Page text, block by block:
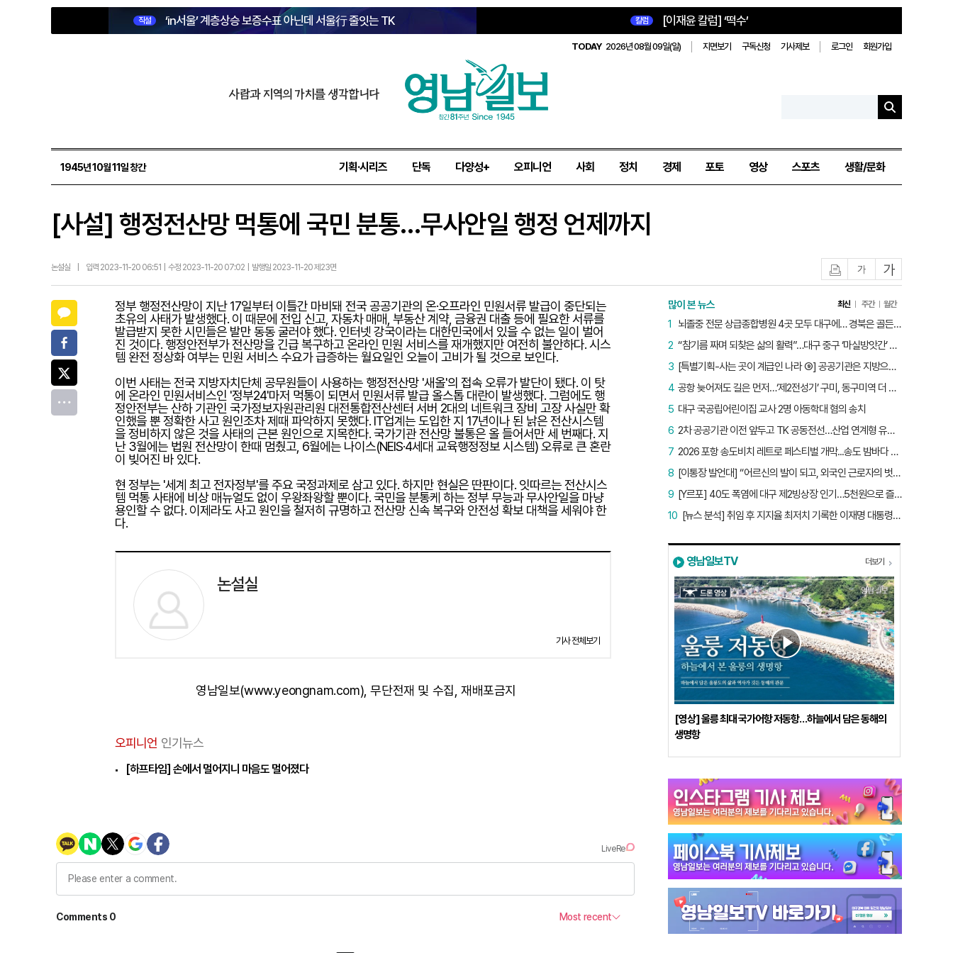
직설 ‘in서울’ 계층상승 보증수표 아닌데 서울行 줄잇는 TK 칼럼 [이재윤 칼럼] ‘떡수’
TODAY 2026년 08월 09일(일) 지면보기 구독신청 기사제보 로그인 회원가입
사람과 지역의 가치를 생각합니다
1945년 10월 11일 창간 기획·시리즈 단독 다양성+ 오피니언 사회 정치 경제 포토 영상 스포츠 생활/문화
[사설] 행정전산망 먹통에 국민 분통…무사안일 행정 언제까지
논설실 입력 2023-11-20 06:51 | 수정 2023-11-20 07:02 | 발행일 2023-11-20 제23면 글자작게글자크게
정부 행정전산망이 지난 17일부터 이틀간 마비돼 전국 공공기관의 온·오프라인 민원서류 발급이 중단되는
초유의 사태가 발생했다. 이 때문에 전입 신고, 자동차 매매, 부동산 계약, 금융권 대출 등에 필요한 서류를
발급받지 못한 시민들은 발만 동동 굴러야 했다. 인터넷 강국이라는 대한민국에서 있을 수 없는 일이 벌어
진 것이다. 행정안전부가 전산망을 긴급 복구하고 온라인 민원 서비스를 재개했지만 여전히 불안하다. 시스
템 완전 정상화 여부는 민원 서비스 수요가 급증하는 월요일인 오늘이 고비가 될 것으로 보인다.
이번 사태는 전국 지방자치단체 공무원들이 사용하는 행정전산망 '새올'의 접속 오류가 발단이 됐다. 이 탓
에 온라인 민원서비스인 '정부24'마저 먹통이 되면서 민원서류 발급 올스톱 대란이 발생했다. 그럼에도 행
정안전부는 산하 기관인 국가정보자원관리원 대전통합전산센터 서버 2대의 네트워크 장비 고장 사실만 확
인했을 뿐 정확한 사고 원인조차 제때 파악하지 못했다. IT업계는 도입한 지 17년이나 된 낡은 전산시스템
을 정비하지 않은 것을 사태의 근본 원인으로 지목한다. 국가기관 전산망 불통은 올 들어서만 세 번째다. 지
난 3월에는 법원 전산망이 한때 멈췄고, 6월에는 나이스(NEIS·4세대 교육행정정보 시스템) 오류로 큰 혼란
이 빚어진 바 있다.
현 정부는 '세계 최고 전자정부'를 주요 국정과제로 삼고 있다. 하지만 현실은 딴판이다. 잇따르는 전산시스
템 먹통 사태에 비상 매뉴얼도 없이 우왕좌왕할 뿐이다. 국민을 분통케 하는 정부 무능과 무사안일을 마냥
용인할 수 없다. 이제라도 사고 원인을 철저히 규명하고 전산망 신속 복구와 안전성 확보 대책을 세워야 한
다.
논설실
기사 전체보기
영남일보(www.yeongnam.com), 무단전재 및 수집, 재배포금지
오피니언 인기뉴스
[하프타임] 손에서 멀어지니 마음도 멀어졌다
많이 본 뉴스 최신 주간 월간
뇌졸중 전문 상급종합병원 4곳 모두 대구에… 경북은 골든타임 사각지대
1
“참기름 짜며 되찾은 삶의 활력”…대구 중구 ‘마실방앗간’ 어르신들의 인생 2막
2
[특별기획-사는 곳이 계급인 나라 ⑨] 공공기관은 지방으로 왔지만, 그들이 사는 곳은 서울이었다
3
공항 늦어져도 길은 먼저…‘제2전성기’ 구미, 동구미역 더 절실
4
대구 국공립어린이집 교사 2명 아동학대 혐의 송치
5
2차 공공기관 이전 앞두고 TK 공동전선…산업 연계형 유치 승부수
6
2026 포항 송도비치 레트로 페스티벌 개막...송도 밤바다 달군 레트로 열기
7
[이통장 발언대] “어르신의 발이 되고, 외국인 근로자의 벗이 되고”…박상철 이장의 ‘사람 농사’
8
[Y르포] 40도 폭염에 대구 제2빙상장 인기…5천원으로 즐기는 ‘피서’
9
[뉴스 분석] 취임 후 지지율 최저치 기록한 이재명 대통령…왜?
10
영남일보TV 더보기
[영상] 울릉 최대 국가어항 저동항…하늘에서 담은 동해의
생명항